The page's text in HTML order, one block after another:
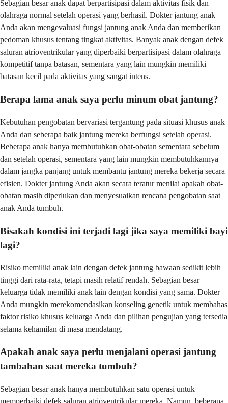
Sebagian besar anak dapat berpartisipasi dalam aktivitas fisik dan
olahraga normal setelah operasi yang berhasil. Dokter jantung anak
Anda akan mengevaluasi fungsi jantung anak Anda dan memberikan
pedoman khusus tentang tingkat aktivitas. Banyak anak dengan defek
saluran atrioventrikular yang diperbaiki berpartisipasi dalam olahraga
kompetitif tanpa batasan, sementara yang lain mungkin memiliki
batasan kecil pada aktivitas yang sangat intens.
Berapa lama anak saya perlu minum obat jantung?
Kebutuhan pengobatan bervariasi tergantung pada situasi khusus anak
Anda dan seberapa baik jantung mereka berfungsi setelah operasi.
Beberapa anak hanya membutuhkan obat-obatan sementara sebelum
dan setelah operasi, sementara yang lain mungkin membutuhkannya
dalam jangka panjang untuk membantu jantung mereka bekerja secara
efisien. Dokter jantung Anda akan secara teratur menilai apakah obat-
obatan masih diperlukan dan menyesuaikan rencana pengobatan saat
anak Anda tumbuh.
Bisakah kondisi ini terjadi lagi jika saya memiliki bayi
lagi?
Risiko memiliki anak lain dengan defek jantung bawaan sedikit lebih
tinggi dari rata-rata, tetapi masih relatif rendah. Sebagian besar
keluarga tidak memiliki anak lain dengan kondisi yang sama. Dokter
Anda mungkin merekomendasikan konseling genetik untuk membahas
faktor risiko khusus keluarga Anda dan pilihan pengujian yang tersedia
selama kehamilan di masa mendatang.
Apakah anak saya perlu menjalani operasi jantung
tambahan saat mereka tumbuh?
Sebagian besar anak hanya membutuhkan satu operasi untuk
memperbaiki defek saluran atrioventrikular mereka. Namun, beberapa